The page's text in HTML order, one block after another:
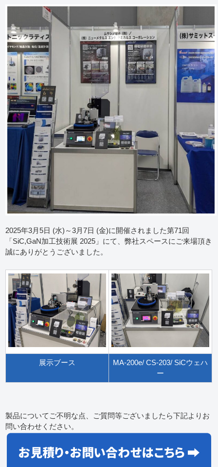
2025年3月5日 (水)～3月7日 (金)に開催されました第71回
「SiC,GaN加工技術展 2025」にて、弊社スペースにご来場頂き
誠にありがとうございました。
展示ブース
MA-200e/ CS-203/ SiCウェハ
ー
製品についてご不明な点、ご質問等ございましたら下記よりお
問い合わせください。